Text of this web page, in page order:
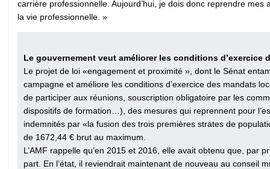
carrière professionnelle. Aujourd’hui, je dois donc reprendre
la vie professionnelle. »
Le gouvernement veut améliorer les conditions d’exercice
Le projet de loi «engagement et proximité », dont le Sénat
campagne et améliore les conditions d’exercice des mandats
de participer aux réunions, souscription obligatoire par les
dispositifs de formation…), des mesures qui reprennent pour
indemnités par «la fusion des trois premières strates de
de 1672,44 € brut au maximum.
L’AMF rappelle qu’en 2015 et 2016, elle avait obtenu que, par
part. En l’état, il reviendrait maintenant de nouveau au conseil